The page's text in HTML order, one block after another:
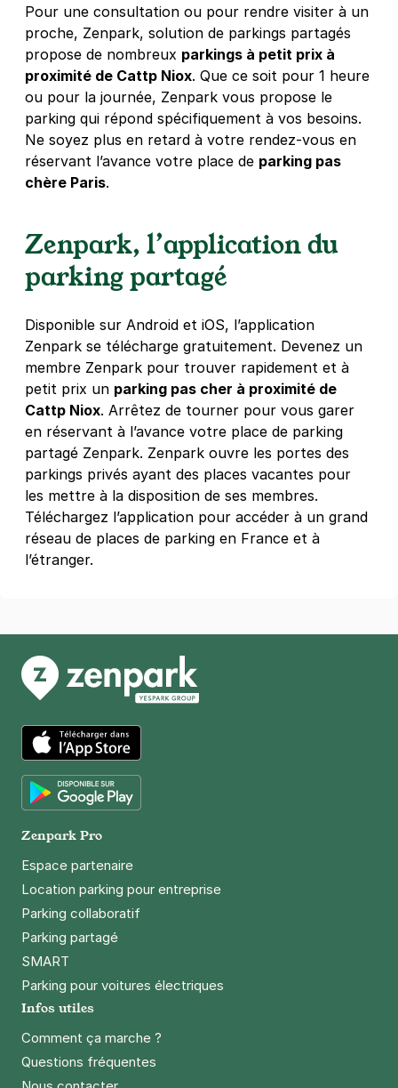
Issy-les-Moulineaux - Mairie d'Issy -
Palais des Sports
22 boulevard des Frères Voisin
92130Issy-les-Moulineaux
4,6(463 avis)
2,50 €/heure,20 €/jour,81 €/semaine (tarifs dégressifs)
Boulogne-Billancourt - Prince–
18/24 rue de Paris
92100Boulogne-Billancourt
4,5(281 avis)
3 €/heure, 30 €/jour,90 €/semaine(tarifs dégressifs)
Réserver
Paris - Paris 15 - avenue Félix Faure
130 avenue Felix Faure
75015Paris
+ Abonnements disponibles
75015
3,50 €/heure,32 €/jour,
Réserver
+ Abonnements disponibles
92130Issy-les-Moulineaux
2,50 €/heure ,20 €/jour,
Réserver
Pour une consultation ou pour rendre visiter à un
proche, Zenpark, solution de parkings partagés
propose de nombreux parkings à petit prix à
proximité de Cattp Niox. Que ce soit pour 1 heure
ou pour la journée, Zenpark vous propose le
parking qui répond spécifiquement à vos besoins.
Ne soyez plus en retard à votre rendez-vous en
réservant l’avance votre place de parking pas
chère Paris.
Zenpark, l’application du
parking partagé
Disponible sur Android et iOS, l’application
Zenpark se télécharge gratuitement. Devenez un
membre Zenpark pour trouver rapidement et à
petit prix un parking pas cher à proximité de
Cattp Niox. Arrêtez de tourner pour vous garer
en réservant à l’avance votre place de parking
partagé Zenpark. Zenpark ouvre les portes des
parkings privés ayant des places vacantes pour
les mettre à la disposition de ses membres.
Téléchargez l’application pour accéder à un grand
réseau de places de parking en France et à
l’étranger.
App Store
Zenpark Pro
Espace partenaire
Location parking pour entreprise
Parking collaboratif
Parking partagé
SMART
Parking pour voitures électriques
Infos utiles
Comment ça marche ?
Questions fréquentes